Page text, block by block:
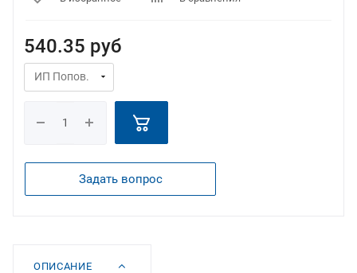
540.35 руб
Задать вопрос
ОПИСАНИЕ